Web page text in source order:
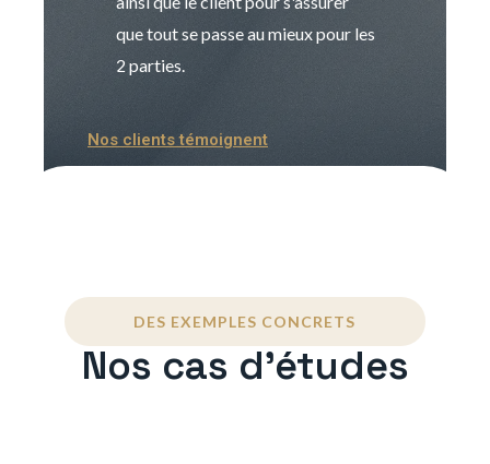
que tout se passe au mieux pour les
2 parties.
Nos clients témoignent
DES EXEMPLES CONCRETS
Nos cas d'études